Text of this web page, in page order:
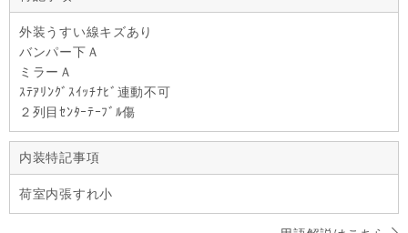
外装うすい線キズあり
バンパー下Ａ
ミラーＡ
ｽﾃｱﾘﾝｸﾞｽｲｯﾁﾅﾋﾞ連動不可
２列目ｾﾝﾀｰﾃｰﾌﾞﾙ傷
内装特記事項
荷室内張すれ小